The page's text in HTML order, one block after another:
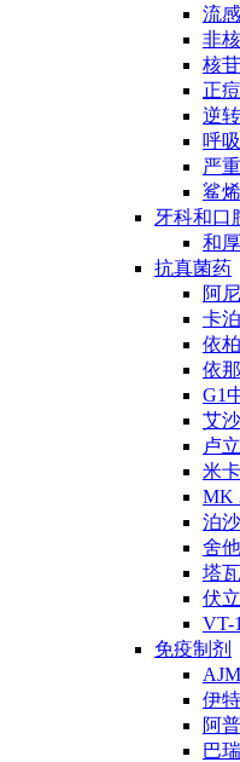
流
非
核
正
逆
呼
严
鲨
牙科和口
和
抗真菌药
阿
卡
依
依
G1
艾
卢
米
MK
泊
舍
塔
伏
VT-
免疫制剂
伊
阿
巴